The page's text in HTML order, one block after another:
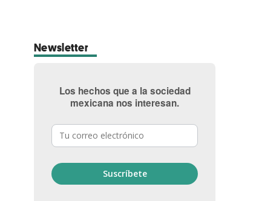
Newsletter
Los hechos que a la sociedad
mexicana nos interesan.